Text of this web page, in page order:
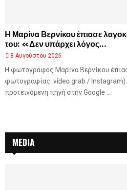
Η Μαρίνα Βερνίκου έπιασε
του: «Δεν υπάρχει λόγος...
8 Αυγούστου 2026
Η φωτογράφος Μαρίνα Βερνίκου
φωτογραφίας: video grab /
προτεινόμενη πηγή στην Google ...
MEDIA